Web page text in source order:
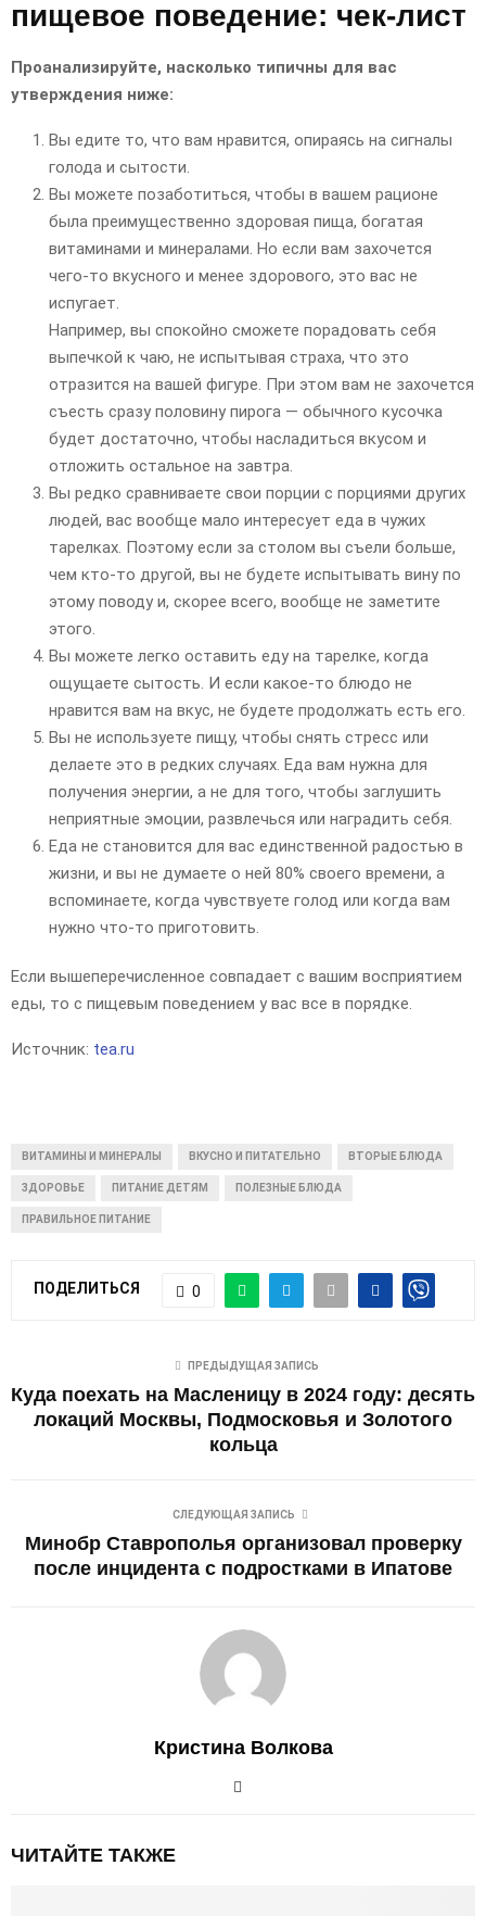
пищевое поведение: чек-лист
Проанализируйте, насколько типичны для вас
утверждения ниже:
Вы едите то, что вам нравится, опираясь на сигналы
голода и сытости.
Вы можете позаботиться, чтобы в вашем рационе
была преимущественно здоровая пища, богатая
витаминами и минералами. Но если вам захочется
чего-то вкусного и менее здорового, это вас не
испугает.
Например, вы спокойно сможете порадовать себя
выпечкой к чаю, не испытывая страха, что это
отразится на вашей фигуре. При этом вам не захочется
съесть сразу половину пирога — обычного кусочка
будет достаточно, чтобы насладиться вкусом и
отложить остальное на завтра.
Вы редко сравниваете свои порции с порциями других
людей, вас вообще мало интересует еда в чужих
тарелках. Поэтому если за столом вы съели больше,
чем кто-то другой, вы не будете испытывать вину по
этому поводу и, скорее всего, вообще не заметите
этого.
Вы можете легко оставить еду на тарелке, когда
ощущаете сытость. И если какое-то блюдо не
нравится вам на вкус, не будете продолжать есть его.
Вы не используете пищу, чтобы снять стресс или
делаете это в редких случаях. Еда вам нужна для
получения энергии, а не для того, чтобы заглушить
неприятные эмоции, развлечься или наградить себя.
Еда не становится для вас единственной радостью в
жизни, и вы не думаете о ней 80% своего времени, а
вспоминаете, когда чувствуете голод или когда вам
нужно что-то приготовить.
Если вышеперечисленное совпадает с вашим восприятием
еды, то с пищевым поведением у вас все в порядке.
Источник: tea.ru
ВИТАМИНЫ И МИНЕРАЛЫ ВКУСНО И ПИТАТЕЛЬНО ВТОРЫЕ БЛЮДА
ЗДОРОВЬЕ ПИТАНИЕ ДЕТЯМ ПОЛЕЗНЫЕ БЛЮДА
ПРАВИЛЬНОЕ ПИТАНИЕ
ПОДЕЛИТЬСЯ 0
ПРЕДЫДУЩАЯ ЗАПИСЬ
Куда поехать на Масленицу в 2024 году: десять
локаций Москвы, Подмосковья и Золотого
кольца
СЛЕДУЮЩАЯ ЗАПИСЬ
Минобр Ставрополья организовал проверку
после инцидента с подростками в Ипатове
Кристина Волкова
ЧИТАЙТЕ ТАКЖЕ